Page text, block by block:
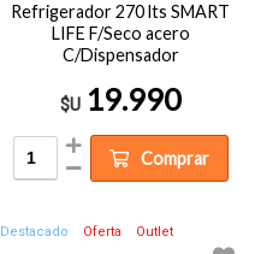
Refrigerador 270 lts SMART
LIFE F/Seco acero
C/Dispensador
$U 19.990
Comprar
Destacado Oferta Outlet